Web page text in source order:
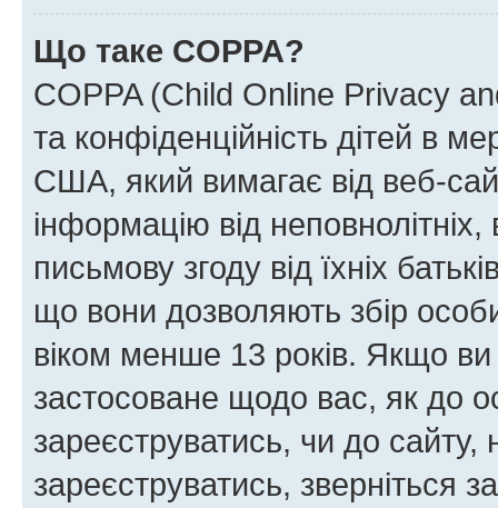
Що таке COPPA?
COPPA (Child Online Privacy
та конфіденційність дітей в
США, який вимагає від веб-
інформацію від
письмову згоду від їхніх
що вони дозволяють збір
віком менше 13 років. Якщо
застосоване щодо вас, як до
зареєструватись, чи до
зареєструватись, зверніться